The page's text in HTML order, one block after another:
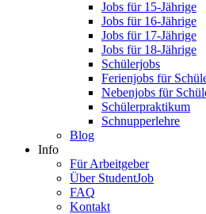
Jobs für 15-Jährige
Jobs für 16-Jährige
Jobs für 17-Jährige
Jobs für 18-Jährige
Schülerjobs
Ferienjobs für
Nebenjobs für
Schülerpraktikum
Schnupperlehre
Blog
Info
Für Arbeitgeber
Über StudentJob
FAQ
Kontakt